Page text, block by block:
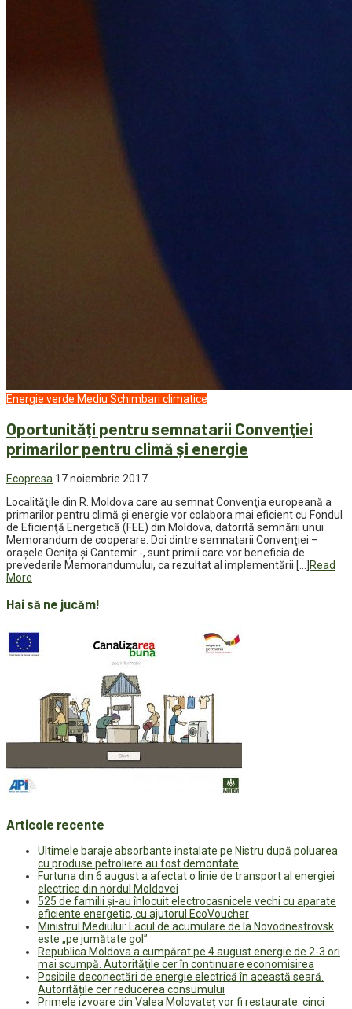
Energie verde Mediu Schimbari climatice
Oportunități pentru semnatarii Convenţiei
primarilor pentru climă şi energie
Ecopresa 17 noiembrie 2017
Localităţile din R. Moldova care au semnat Convenţia europeană a
primarilor pentru climă şi energie vor colabora mai eficient cu Fondul
de Eficienţă Energetică (FEE) din Moldova, datorită semnării unui
Memorandum de cooperare. Doi dintre semnatarii Convenţiei –
oraşele Ocnița și Cantemir -, sunt primii care vor beneficia de
prevederile Memorandumului, ca rezultat al implementării […]
Read
More
Hai să ne jucăm!
Articole recente
Ultimele baraje absorbante instalate pe Nistru după poluarea
cu produse petroliere au fost demontate
Furtuna din 6 august a afectat o linie de transport al energiei
electrice din nordul Moldovei
525 de familii și-au înlocuit electrocasnicele vechi cu aparate
eficiente energetic, cu ajutorul EcoVoucher
Ministrul Mediului: Lacul de acumulare de la Novodnestrovsk
este „pe jumătate gol”
Republica Moldova a cumpărat pe 4 august energie de 2-3 ori
mai scumpă. Autoritățile cer în continuare economisirea
Posibile deconectări de energie electrică în această seară.
Autoritățile cer reducerea consumului
Primele izvoare din Valea Molovateț vor fi restaurate: cinci